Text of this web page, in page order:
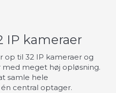
IP kameraer
til 32 IP kameraer og
meget høj opløsning.
samle hele
central optager.